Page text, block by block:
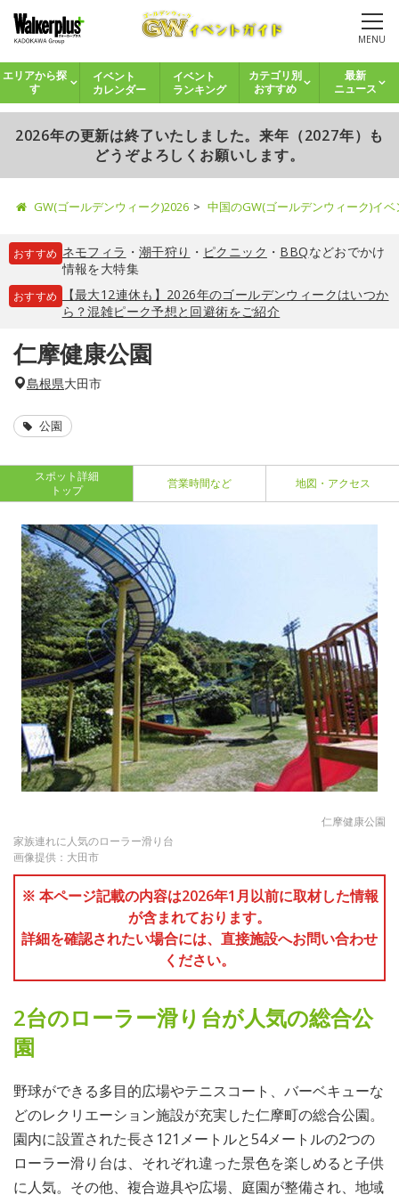
MENU
エリアから探
す
イベント
カレンダー
イベント
ランキング
カテゴリ別
おすすめ
最新
ニュース
2026年の更新は終了いたしました。来年（2027年）も
どうぞよろしくお願いします。
GW(ゴールデンウィーク)2026 中国のGW(ゴールデンウィーク)イ
おすすめ ネモフィラ ・ 潮干狩り ・ ピクニック ・ BBQなどおでかけ
情報を大特集
おすすめ
【最大12連休も】2026年のゴールデンウィークはいつか
ら？混雑ピーク予想と回避術をご紹介
仁摩健康公園
島根県大田市
公園
スポット詳細
トップ
営業時間など 地図・アクセス
仁摩健康公園
家族連れに人気のローラー滑り台
画像提供：大田市
※ 本ページ記載の内容は2026年1月以前に取材した情報
が含まれております。
詳細を確認されたい場合には、直接施設へお問い合わせ
ください。
2台のローラー滑り台が人気の総合公
園
野球ができる多目的広場やテニスコート、バーベキューな
どのレクリエーション施設が充実した仁摩町の総合公園。
園内に設置された長さ121メートルと54メートルの2つの
ローラー滑り台は、それぞれ違った景色を楽しめると子供
に人気。その他、複合遊具や広場、庭園が整備され、地域